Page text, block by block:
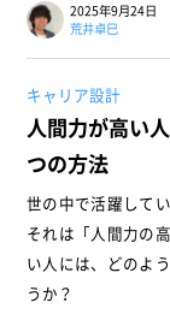
2025年9月24日
荒井卓巳
キャリア設計
人間力が高い
つの方法
世の中で活躍して
それは「人間力の
い人には、どのよ
うか？